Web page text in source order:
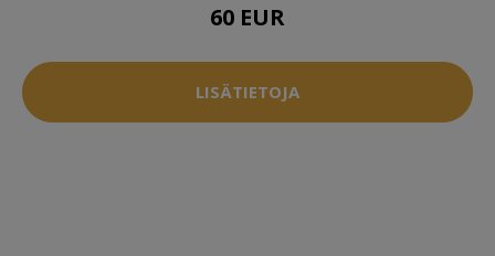
60 EUR
LISÄTIETOJA